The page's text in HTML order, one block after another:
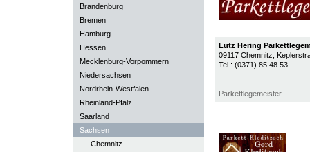
Brandenburg
Bremen
Hamburg
Hessen
Mecklenburg-Vorpommern
Niedersachsen
Nordrhein-Westfalen
Rheinland-Pfalz
Saarland
Sachsen
Chemnitz
Lutz Hering
09117 Chemnitz ,
Tel.: (0371) 85 48 53
Parkettlegemeister